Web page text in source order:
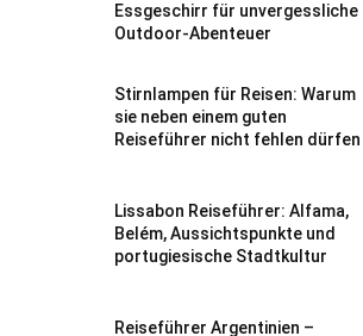
Essgeschirr für unvergessliche
Outdoor-Abenteuer
Stirnlampen für Reisen: Warum
sie neben einem guten
Reiseführer nicht fehlen dürfen
Lissabon Reiseführer: Alfama,
Belém, Aussichtspunkte und
portugiesische Stadtkultur
Reiseführer Argentinien –